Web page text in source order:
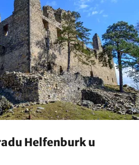
Helfenburk u